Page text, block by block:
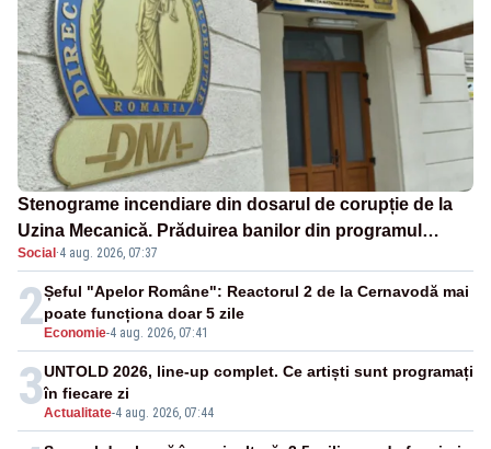
Stenograme incendiare din dosarul de corupție de la
Uzina Mecanică. Prăduirea banilor din programul
SAFE, interceptată de DNA
Social ·4 aug. 2026, 07:37
2 Economie-4 aug. 2026, 07:41
Șeful "Apelor Române": Reactorul 2 de la Cernavodă mai
poate funcționa doar 5 zile
3Actualitate-4 aug. 2026, 07:44
UNTOLD 2026, line-up complet. Ce artiști sunt programați
în fiecare zi